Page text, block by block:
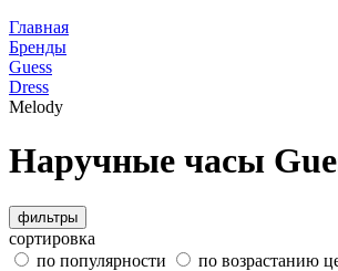
Главная
Бренды
Guess
Dress
Melody
Наручные часы
фильтры
сортировка
по популярности
по возрастанию